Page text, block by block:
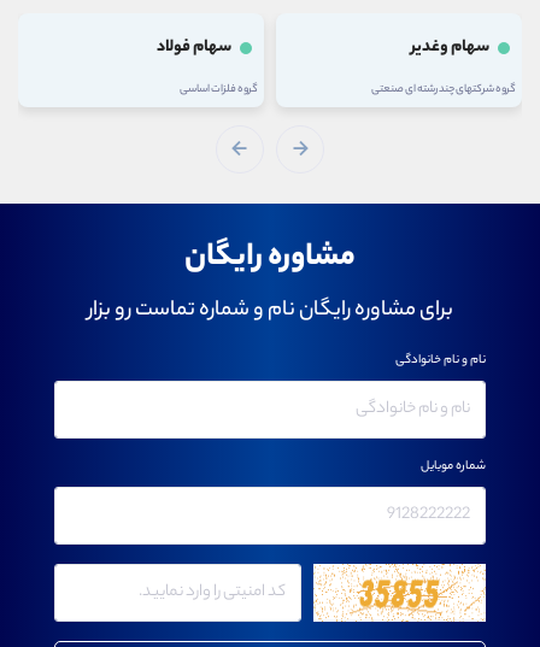
سهام وغدیر
گروه شرکتهای چند رشته ای صنعتی
سهام فولاد
گروه فلزات اساسی
مشاوره رایگان
برای مشاوره رایگان نام و شماره تماست رو بزار
نام و نام خانوادگی
شماره موبایل